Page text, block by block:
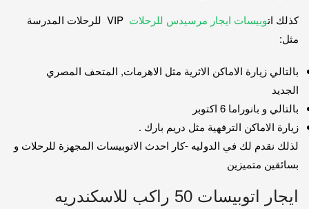
كذلك اتوبيسات ايجار مرسيدس للرحلات
VIP للرحلات المدرسة
مثل:
بالتالي زيارة الاماكن الاثرية مثل الاهرمات, المتحف المصري
الجديد
بالتالي و بانوراما 6 اكتوبر
زيارة الاماكن الترفهية مثل دريم بارك .
لذلك نقدم لك في الدوليه -كار احدث الاتوبيسات المجهزة للرحلات و
بسائقين متميزين
ايجار اتوبيسات 50 راكب للاسكندريه